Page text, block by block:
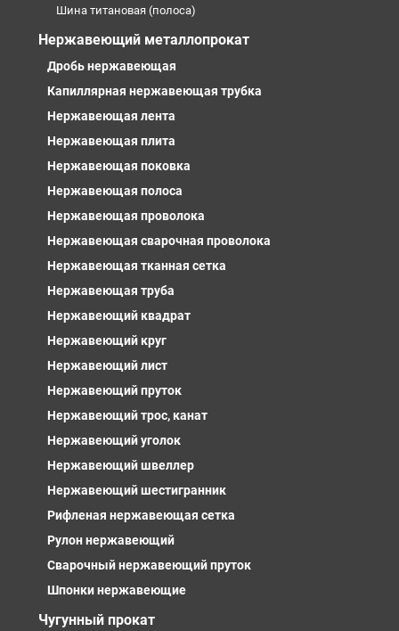
Шина титановая (полоса)
Нержавеющий металлопрокат
Дробь нержавеющая
Капиллярная нержавеющая трубка
Нержавеющая лента
Нержавеющая плита
Нержавеющая поковка
Нержавеющая полоса
Нержавеющая проволока
Нержавеющая сварочная проволока
Нержавеющая тканная сетка
Нержавеющая труба
Нержавеющий квадрат
Нержавеющий круг
Нержавеющий лист
Нержавеющий пруток
Нержавеющий трос, канат
Нержавеющий уголок
Нержавеющий швеллер
Нержавеющий шестигранник
Рифленая нержавеющая сетка
Рулон нержавеющий
Сварочный нержавеющий пруток
Шпонки нержавеющие
Чугунный прокат